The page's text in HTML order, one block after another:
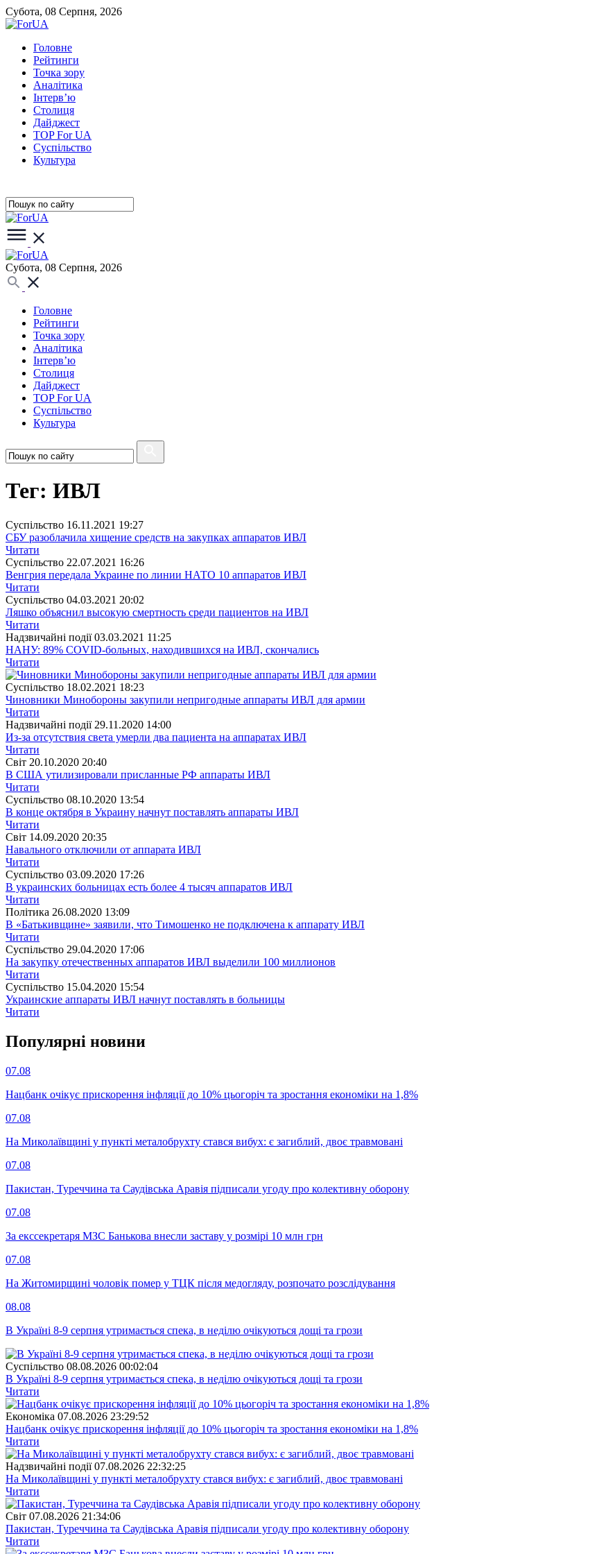
Субота, 08 Серпня, 2026
Головне
Рейтинги
Точка зору
Аналітика
Інтерв’ю
Столиця
Дайджест
TOP For UA
Суспiльство
Культура
Субота, 08 Серпня, 2026
Головне
Рейтинги
Точка зору
Аналітика
Інтерв’ю
Столиця
Дайджест
TOP For UA
Суспiльство
Культура
Тег: ИВЛ
Суспiльство 16.11.2021 19:27
СБУ разоблачила хищение средств на закупках аппаратов ИВЛ
Читати
Суспiльство 22.07.2021 16:26
Венгрия передала Украине по линии НАТО 10 аппаратов ИВЛ
Читати
Суспiльство 04.03.2021 20:02
Ляшко объяснил высокую смертность среди пациентов на ИВЛ
Читати
Надзвичайні події 03.03.2021 11:25
НАНУ: 89% COVID-больных, находившихся на ИВЛ, скончались
Читати
Суспiльство 18.02.2021 18:23
Чиновники Минобороны закупили непригодные аппараты ИВЛ для армии
Читати
Надзвичайні події 29.11.2020 14:00
Из-за отсутствия света умерли два пациента на аппаратах ИВЛ
Читати
Свiт 20.10.2020 20:40
В США утилизировали присланные РФ аппараты ИВЛ
Читати
Суспiльство 08.10.2020 13:54
В конце октября в Украину начнут поставлять аппараты ИВЛ
Читати
Свiт 14.09.2020 20:35
Навального отключили от аппарата ИВЛ
Читати
Суспiльство 03.09.2020 17:26
В украинских больницах есть более 4 тысяч аппаратов ИВЛ
Читати
Полiтика 26.08.2020 13:09
В «Батькивщине» заявили, что Тимошенко не подключена к аппарату ИВЛ
Читати
Суспiльство 29.04.2020 17:06
На закупку отечественных аппаратов ИВЛ выделили 100 миллионов
Читати
Суспiльство 15.04.2020 15:54
Украинские аппараты ИВЛ начнут поставлять в больницы
Читати
Популярнi новини
07.08
Нацбанк очікує прискорення інфляції до 10% цьогоріч та зростання економіки на 1,8%
07.08
На Миколаївщині у пункті металобрухту стався вибух: є загиблий, двоє травмовані
07.08
Пакистан, Туреччина та Саудівська Аравія підписали угоду про колективну оборону
07.08
За екссекретаря МЗС Банькова внесли заставу у розмірі 10 млн грн
07.08
На Житомирщині чоловік помер у ТЦК після медогляду, розпочато розслідування
08.08
В Україні 8-9 серпня утримається спека, в неділю очікуються дощі та грози
Суспiльство 08.08.2026 00:02:04
В Україні 8-9 серпня утримається спека, в неділю очікуються дощі та грози
Читати
Економіка 07.08.2026 23:29:52
Нацбанк очікує прискорення інфляції до 10% цьогоріч та зростання економіки на 1,8%
Читати
Надзвичайні події 07.08.2026 22:32:25
На Миколаївщині у пункті металобрухту стався вибух: є загиблий, двоє травмовані
Читати
Свiт 07.08.2026 21:34:06
Пакистан, Туреччина та Саудівська Аравія підписали угоду про колективну оборону
Читати